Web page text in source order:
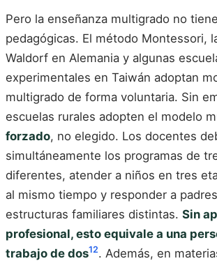
Pero la enseñanza multigrado no
pedagógicas. El método Montessori,
Waldorf en Alemania y algunas
experimentales en Taiwán adoptan
multigrado de forma voluntaria. Sin
escuelas rurales adopten el modelo
forzado, no elegido. Los docentes
simultáneamente los programas de
diferentes, atender a niños en tres
al mismo tiempo y responder a
estructuras familiares distintas. Sin
profesional, esto equivale a una
trabajo de dos12. Además, en